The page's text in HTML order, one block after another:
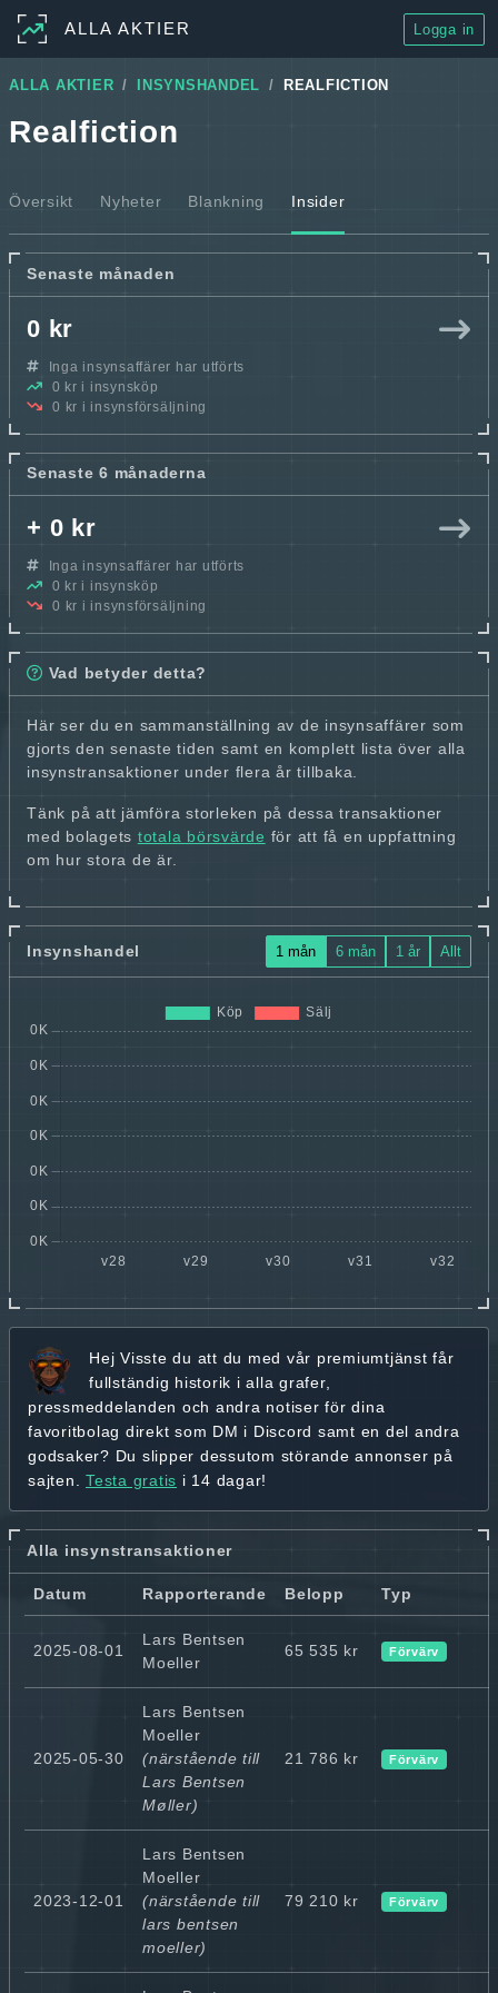
ALLA AKTIER Logga in
ALLA AKTIER INSYNSHANDEL REALFICTION
Realfiction
Översikt Nyheter Blankning Insider
Senaste månaden
0 kr
Inga insynsaffärer har utförts
0 kr i insynsköp
0 kr i insynsförsäljning
Senaste 6 månaderna
+ 0 kr
Inga insynsaffärer har utförts
0 kr i insynsköp
0 kr i insynsförsäljning
Vad betyder detta?
Här ser du en sammanställning av de insynsaffärer som
gjorts den senaste tiden samt en komplett lista över alla
insynstransaktioner under flera år tillbaka.
Tänk på att jämföra storleken på dessa transaktioner
med bolagets totala börsvärde för att få en uppfattning
om hur stora de är.
Insynshandel 1 mån 6 mån 1 år Allt
Hej Visste du att du med vår premiumtjänst får
fullständig historik i alla grafer,
pressmeddelanden och andra notiser för dina
favoritbolag direkt som DM i Discord samt en del andra
godsaker? Du slipper dessutom störande annonser på
sajten. Testa gratis i 14 dagar!
Alla insynstransaktioner
Datum Rapporterande Belopp Typ
2025-08-01
Lars Bentsen
Moeller
65 535 kr Förvärv
2025-05-30
Lars Bentsen
Moeller
(närstående till
Lars Bentsen
Møller)
21 786 kr Förvärv
2023-12-01
Lars Bentsen
Moeller
(närstående till
lars bentsen
moeller)
79 210 kr Förvärv